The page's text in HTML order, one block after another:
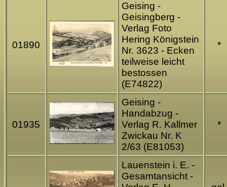
01890
Geising -
Geisingberg -
Verlag Foto
Hering Königstein
Nr. 3623 - Ecken
teilweise leicht
bestossen
(E74822)
*
01935
Geising -
Handabzug -
Verlag R. Kallmer
Zwickau Nr. K
2/63 (E81053)
*
Lauenstein i. E. -
Gesamtansicht -